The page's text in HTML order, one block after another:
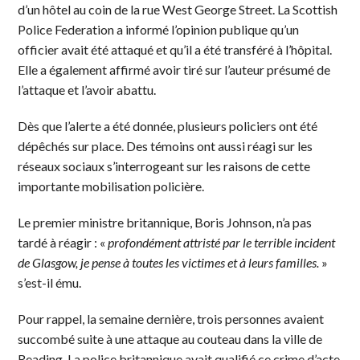
d’un hôtel au coin de la rue West George Street. La Scottish
Police Federation a informé l’opinion publique qu’un
officier avait été attaqué et qu’il a été transféré à l’hôpital.
Elle a également affirmé avoir tiré sur l’auteur présumé de
l’attaque et l’avoir abattu.
Dès que l’alerte a été donnée, plusieurs policiers ont été
dépêchés sur place. Des témoins ont aussi réagi sur les
réseaux sociaux s’interrogeant sur les raisons de cette
importante mobilisation policière.
Le premier ministre britannique, Boris Johnson, n’a pas
tardé à réagir : « profondément attristé par le terrible incident
de Glasgow, je pense à toutes les victimes et à leurs familles. »
s’est-il ému.
Pour rappel, la semaine dernière, trois personnes avaient
succombé suite à une attaque au couteau dans la ville de